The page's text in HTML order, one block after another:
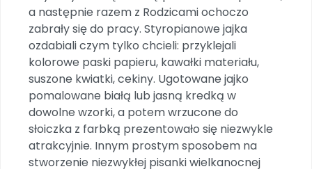
Materiały na nowy rok
Archiwalne numery
Pomoc
Polecamy
Promocje
a następnie razem z Rodzicami ochoczo
zabrały się do pracy. Styropianowe jajka
ozdabiali czym tylko chcieli: przyklejali
kolorowe paski papieru, kawałki materiału,
suszone kwiatki, cekiny. Ugotowane jajko
pomalowane białą lub jasną kredką w
dowolne wzorki, a potem wrzucone do
słoiczka z farbką prezentowało się niezwykle
atrakcyjnie. Innym prostym sposobem na
stworzenie niezwykłej pisanki wielkanocnej